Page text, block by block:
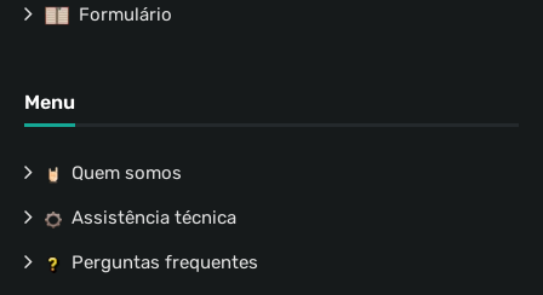
Formulário
Menu
Quem somos
Assistência técnica
Perguntas frequentes